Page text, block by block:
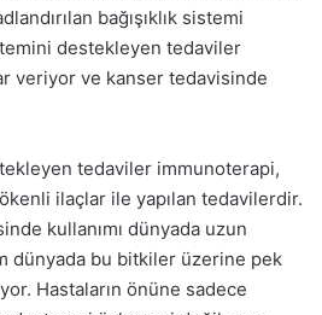
bağışıklık sistemi
destekleyen tedaviler
veriyor ve kanser tedavisinde
tedaviler immunoterapi,
ilaçlar ile yapılan tedavilerdir.
kullanımı dünyada uzun
dünyada bu bitkiler üzerine pek
Hastaların önüne sadece